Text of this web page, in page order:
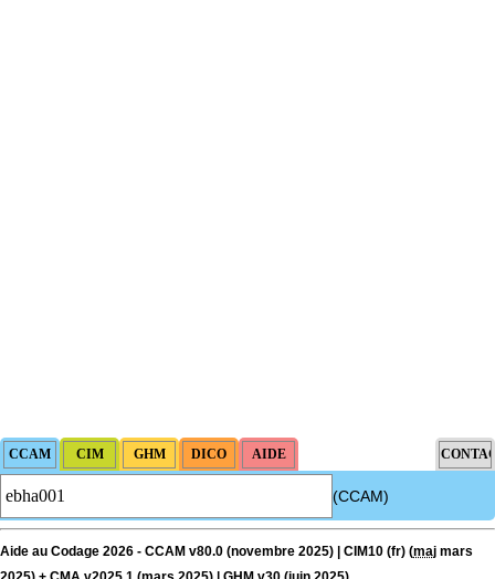
(CCAM)
Aide au Codage 2026 - CCAM v80.0 (novembre 2025) | CIM10 (fr) (maj mars